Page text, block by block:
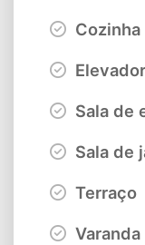
Elevador
Sala de
Sala de
Terraço
Varanda